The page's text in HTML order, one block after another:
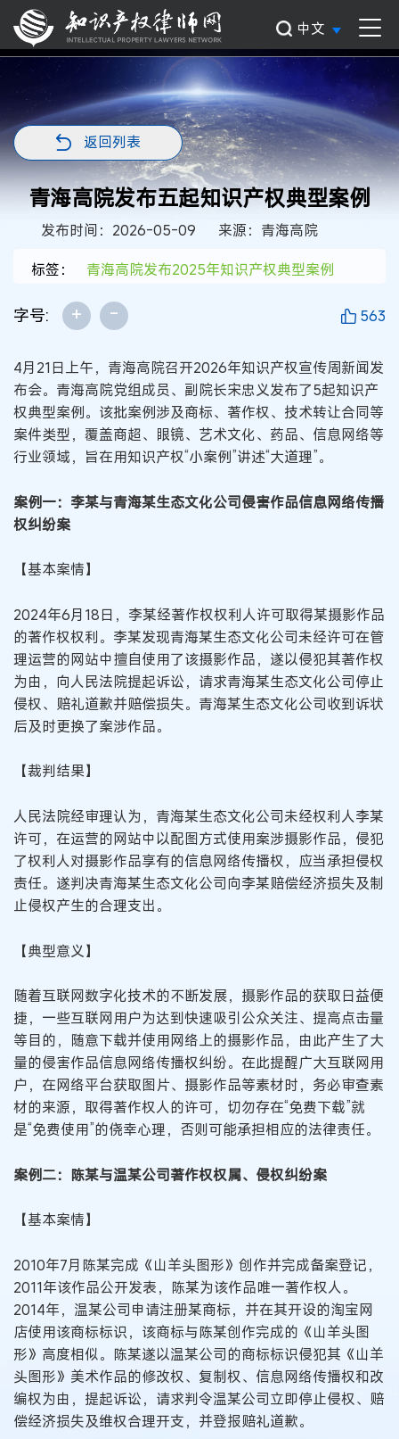
中文
返回列表
青海高院发布五起知识产权典型案例
发布时间：2026-05-09
来源：青海高院
标签：
青海高院发布2025年知识产权典型案例
字号: + - 563
4月21日上午，青海高院召开2026年知识产权宣传周新闻发
布会。青海高院党组成员、副院长宋忠义发布了5起知识产
权典型案例。该批案例涉及商标、著作权、技术转让合同等
案件类型，覆盖商超、眼镜、艺术文化、药品、信息网络等
行业领域，旨在用知识产权“小案例”讲述“大道理”。
案例一：李某与青海某生态文化公司侵害作品信息网络传播
权纠纷案
【基本案情】
2024年6月18日，李某经著作权权利人许可取得某摄影作品
的著作权权利。李某发现青海某生态文化公司未经许可在管
理运营的网站中擅自使用了该摄影作品，遂以侵犯其著作权
为由，向人民法院提起诉讼，请求青海某生态文化公司停止
侵权、赔礼道歉并赔偿损失。青海某生态文化公司收到诉状
后及时更换了案涉作品。
【裁判结果】
人民法院经审理认为，青海某生态文化公司未经权利人李某
许可，在运营的网站中以配图方式使用案涉摄影作品，侵犯
了权利人对摄影作品享有的信息网络传播权，应当承担侵权
责任。遂判决青海某生态文化公司向李某赔偿经济损失及制
止侵权产生的合理支出。
【典型意义】
随着互联网数字化技术的不断发展，摄影作品的获取日益便
捷，一些互联网用户为达到快速吸引公众关注、提高点击量
等目的，随意下载并使用网络上的摄影作品，由此产生了大
量的侵害作品信息网络传播权纠纷。在此提醒广大互联网用
户，在网络平台获取图片、摄影作品等素材时，务必审查素
材的来源，取得著作权人的许可，切勿存在“免费下载”就
是“免费使用”的侥幸心理，否则可能承担相应的法律责任。
案例二：陈某与温某公司著作权权属、侵权纠纷案
【基本案情】
2010年7月陈某完成《山羊头图形》创作并完成备案登记，
2011年该作品公开发表，陈某为该作品唯一著作权人。
2014年，温某公司申请注册某商标，并在其开设的淘宝网
店使用该商标标识，该商标与陈某创作完成的《山羊头图
形》高度相似。陈某遂以温某公司的商标标识侵犯其《山羊
头图形》美术作品的修改权、复制权、信息网络传播权和改
编权为由，提起诉讼，请求判令温某公司立即停止侵权、赔
偿经济损失及维权合理开支，并登报赔礼道歉。